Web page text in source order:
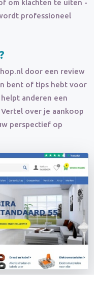
om klachten te uiten -
professioneel
door een review
bent of tips hebt voor
anderen een
over je aankoop
perspectief op